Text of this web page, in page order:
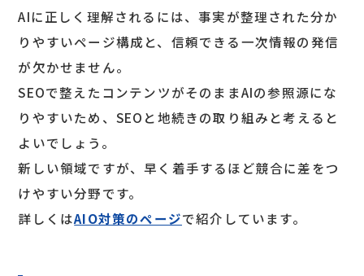
AIに正しく理解されるには、事実が整理された分か
りやすいページ構成と、信頼できる一次情報の発信
が欠かせません。
SEOで整えたコンテンツがそのままAIの参照源にな
りやすいため、SEOと地続きの取り組みと考えると
よいでしょう。
新しい領域ですが、早く着手するほど競合に差をつ
けやすい分野です。
詳しくはAIO対策のページで紹介しています。